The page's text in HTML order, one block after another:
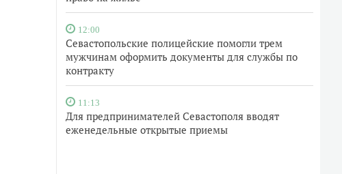
12:00
Севастопольские полицейские помогли трем
мужчинам оформить документы для службы по
контракту
11:13
Для предпринимателей Севастополя вводят
еженедельные открытые приемы